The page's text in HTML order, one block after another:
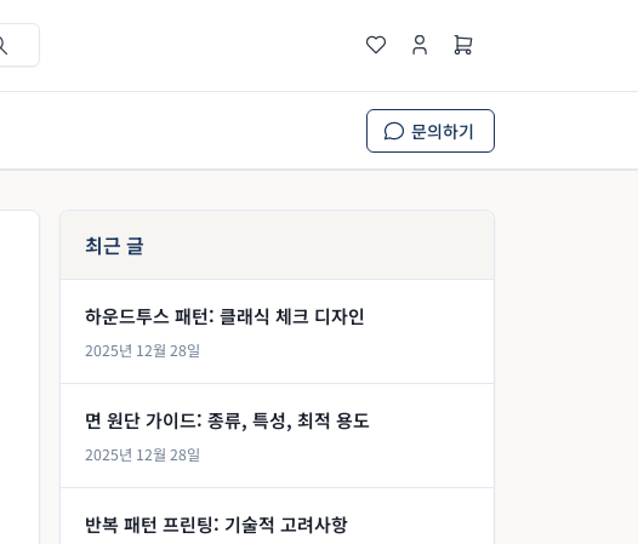
문의하기
최근 글
하운드투스 패턴: 클래식 체크 디자인
2025년 12월 28일
면 원단 가이드: 종류, 특성, 최적 용도
2025년 12월 28일
반복 패턴 프린팅: 기술적 고려사항